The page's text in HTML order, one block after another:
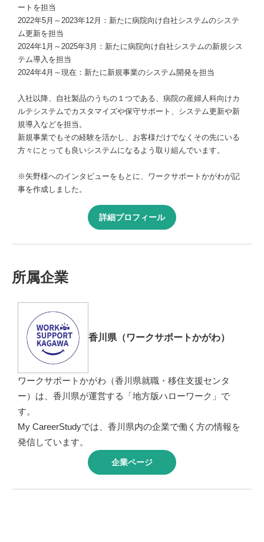
ートを担当
2022年5月～2023年12月：新たに病院向け自社システムのシステ
ム更新を担当
2024年1月～2025年3月：新たに病院向け自社システムの新規シス
テム導入を担当
2024年4月～現在：新たに新規事業のシステム開発を担当
入社以降、自社製品のうちの１つである、病院の産婦人科向けカ
ルテシステムでカスタマイズや保守サポート、システム更新や新
規導入などを担当。
新規事業でもその経験を活かし、お客様だけでなくその先にいる
方々にとっても良いシステムになるよう取り組んでいます。
※矢野様へのインタビューをもとに、ワークサポートかがわが記
事を作成しました。
詳細プロフィール
所属企業
香川県（ワークサポートかがわ）
ワークサポートかがわ（香川県就職・移住支援センタ
ー）は、香川県が運営する「地方版ハローワーク」で
す。
My CareerStudyでは、香川県内の企業で働く方の情報を
発信しています。
企業ページ